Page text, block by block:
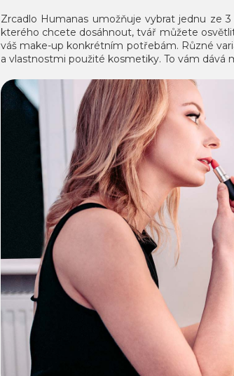
Zrcadlo Humanas umožňuje vybrat jednu ze
kterého chcete dosáhnout, tvář můžete
váš make-up konkrétním potřebám. Různé
a vlastnostmi použité kosmetiky. To vám